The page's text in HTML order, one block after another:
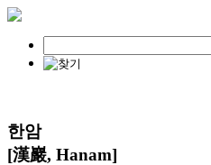
한암
[漢巖, Hanam]